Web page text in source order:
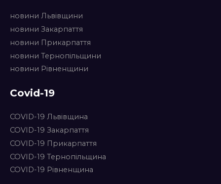
новини Львівщини
новини Закарпаття
новини Прикарпаття
новини Тернопільщини
новини Рівненщини
Covid-19
COVID-19 Львівщина
COVID-19 Закарпаття
COVID-19 Прикарпаття
COVID-19 Тернопільщина
COVID-19 Рівненщина